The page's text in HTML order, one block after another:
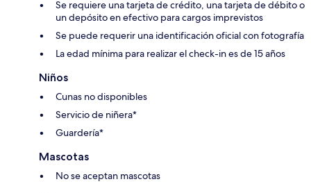
Se requiere una tarjeta de crédito, una tarjeta de débito o
un depósito en efectivo para cargos imprevistos
Se puede requerir una identificación oficial con fotografía
La edad mínima para realizar el check-in es de 15 años
Niños
Cunas no disponibles
Servicio de niñera*
Guardería*
Mascotas
No se aceptan mascotas